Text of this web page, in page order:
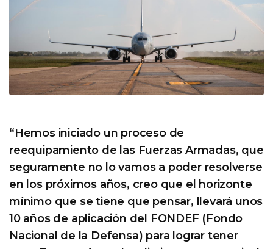
“Hemos iniciado un proceso de
reequipamiento de las Fuerzas Armadas, que
seguramente no lo vamos a poder resolverse
en los próximos años, creo que el horizonte
mínimo que se tiene que pensar, llevará unos
10 años de aplicación del FONDEF (Fondo
Nacional de la Defensa) para lograr tener